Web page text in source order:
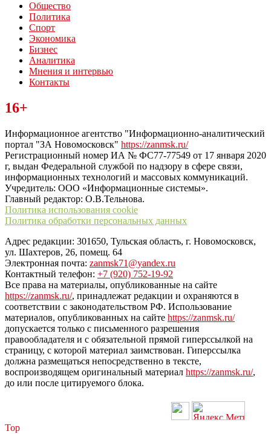
Общество
Политика
Спорт
Экономика
Бизнес
Аналитика
Мнения и интервью
Контакты
Читайте последние новости дня в Тульской области на сайте
“ЗаНовомосковск”
16+
Информационное агентство "Информационно-аналитический
портал "ЗА Новомосковск" https://zanmsk.ru/
Регистрационный номер ИА № ФС77-77549 от 17 января 2020
г, выдан Федеральной службой по надзору в сфере связи,
информационных технологий и массовых коммуникаций.
Учредитель: ООО «Информационные системы».
Главный редактор: О.В.Тельнова.
Политика использования cookie
Политика обработки персональных данных
Адрес редакции: 301650, Тульская область, г. Новомосковск,
ул. Шахтеров, 26, помещ. 64
Электронная почта: zanmsk71@yandex.ru
Контактный телефон: +7 (920) 752-19-92
Все права на материалы, опубликованные на сайте
https://zanmsk.ru/, принадлежат редакции и охраняются в
соответствии с законодательством РФ. Использование
материалов, опубликованных на сайте https://zanmsk.ru/
допускается только с письменного разрешения
правообладателя и с обязательной прямой гиперссылкой на
страницу, с которой материал заимствован. Гиперссылка
должна размещаться непосредственно в тексте,
воспроизводящем оригинальный материал https://zanmsk.ru/,
до или после цитируемого блока.
Top